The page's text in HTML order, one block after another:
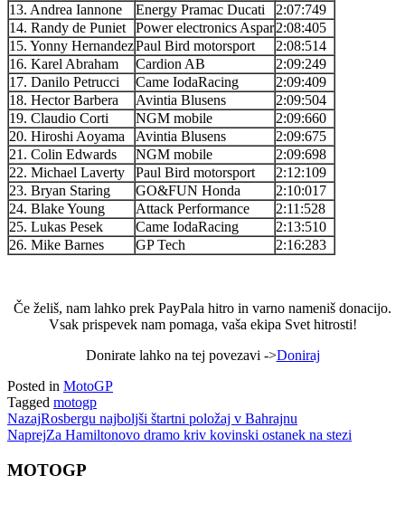
13. Andrea Iannone
Energy Pramac Ducati
2:07:749
14. Randy de Puniet
Power electronics Aspar2:08:405
15. Yonny HernandezPaul Bird motorsport
2:08:514
16. Karel Abraham
Cardion AB
2:09:249
17. Danilo Petrucci
Came IodaRacing
2:09:409
18. Hector Barbera
Avintia Blusens
2:09:504
19. Claudio Corti
NGM mobile
2:09:660
20. Hiroshi Aoyama
Avintia Blusens
2:09:675
21. Colin Edwards
NGM mobile
2:09:698
22. Michael Laverty
Paul Bird motorsport
2:12:109
23. Bryan Staring
GO&FUN Honda
2:10:017
24. Blake Young
Attack Performance
2:11:528
25. Lukas Pesek
Came IodaRacing
2:13:510
26. Mike Barnes
GP Tech 2:16:283
Če želiš, nam lahko prek PayPala hitro in varno nameniš donacijo.
Vsak prispevek nam pomaga, vaša ekipa Svet hitrosti!
Donirate lahko na tej povezavi ->Doniraj
Posted in MotoGP
Tagged motogp
NazajRosbergu najboljši štartni položaj v Bahrajnu
NaprejZa Hamiltonovo dramo kriv kovinski ostanek na stezi
MOTOGP